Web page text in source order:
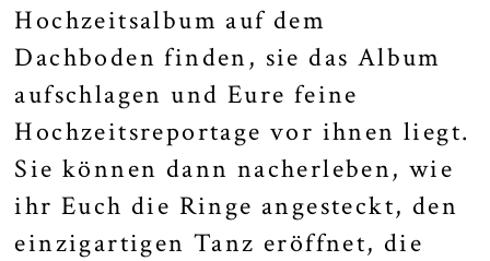
Hochzeitsalbum auf dem
Dachboden finden, sie das Album
aufschlagen und Eure feine
Hochzeitsreportage vor ihnen liegt.
Sie können dann nacherleben, wie
ihr Euch die Ringe angesteckt, den
einzigartigen Tanz eröffnet, die